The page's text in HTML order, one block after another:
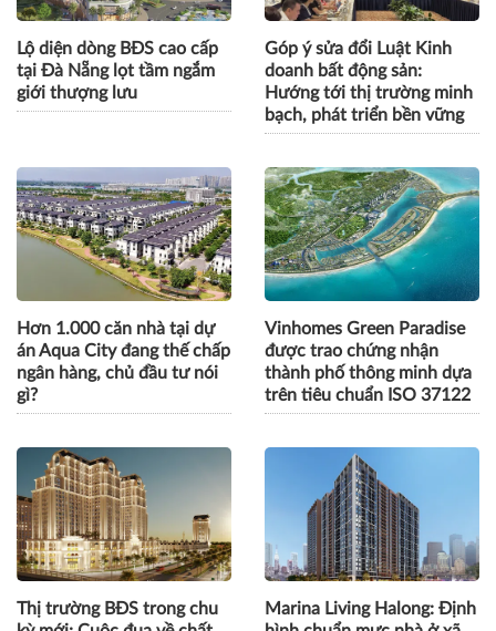
Lộ diện dòng BĐS cao cấp
tại Đà Nẵng lọt tầm ngắm
giới thượng lưu
Góp ý sửa đổi Luật Kinh
doanh bất động sản:
Hướng tới thị trường minh
bạch, phát triển bền vững
Hơn 1.000 căn nhà tại dự
án Aqua City đang thế chấp
ngân hàng, chủ đầu tư nói
gì?
Vinhomes Green Paradise
được trao chứng nhận
thành phố thông minh dựa
trên tiêu chuẩn ISO 37122
Thị trường BĐS trong chu
Marina Living Halong: Định